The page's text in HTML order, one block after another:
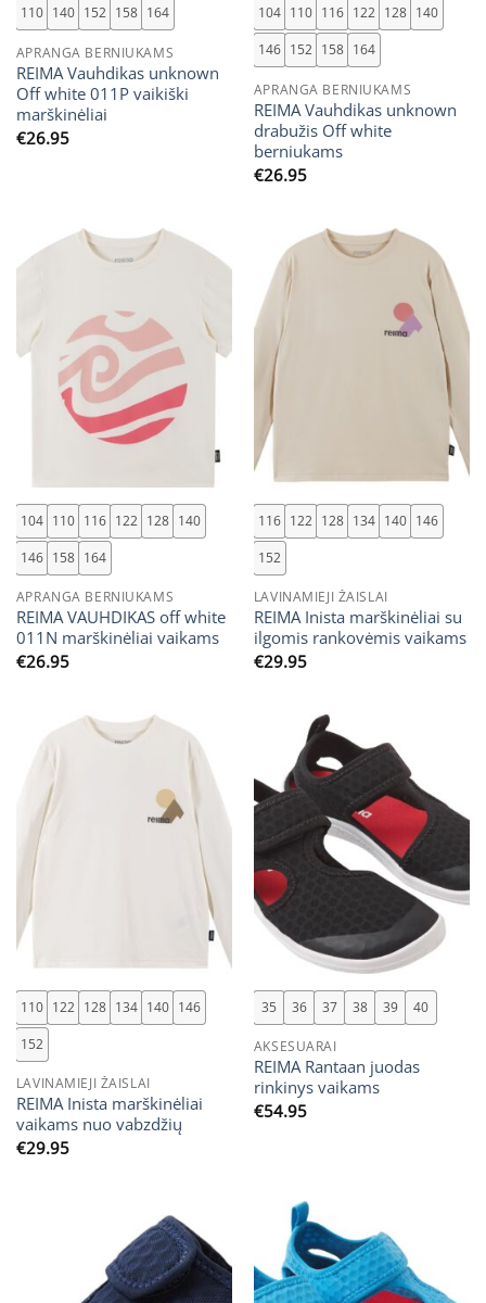
110 140 152 158 164
APRANGA BERNIUKAMS
REIMA Vauhdikas unknown
Off white 011P vaikiški
marškinėliai
€26.95
104 110 116 122 128 140
146 152 158 164
APRANGA BERNIUKAMS
REIMA Vauhdikas unknown
drabužis Off white
berniukams
€26.95
104 110 116 122 128 140
146 158 164
APRANGA BERNIUKAMS
REIMA VAUHDIKAS off white
011N marškinėliai vaikams
€26.95
116 122 128 134 140 146
152
LAVINAMIEJI ŽAISLAI
REIMA Inista marškinėliai su
ilgomis rankovėmis vaikams
€29.95
110 122 128 134 140 146
152
LAVINAMIEJI ŽAISLAI
REIMA Inista marškinėliai
vaikams nuo vabzdžių
€29.95
35 36 37 38 39 40
AKSESUARAI
REIMA Rantaan juodas
rinkinys vaikams
€54.95